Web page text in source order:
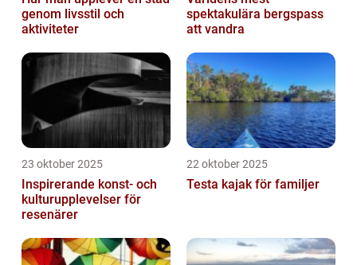
genom livsstil och
aktiviteter
spektakulära bergspass
att vandra
23 oktober 2025
Inspirerande konst- och
kulturupplevelser för
resenärer
22 oktober 2025
Testa kajak för familjer